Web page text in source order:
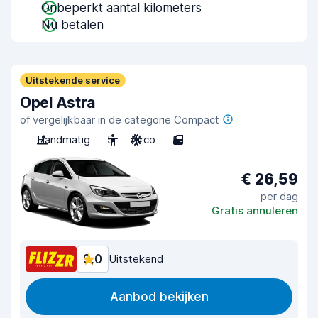
Onbeperkt aantal kilometers
Nu betalen
Uitstekende service
Opel Astra
of vergelijkbaar in de categorie Compact
Handmatig
5 Airco 5
€ 26,59
per dag
Gratis annuleren
9,0 Uitstekend
Aanbod bekijken